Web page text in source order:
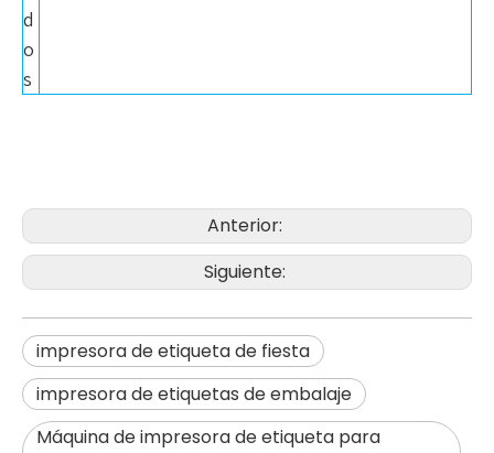
d
o
s
Anterior:
Siguiente:
impresora de etiqueta de fiesta
impresora de etiquetas de embalaje
Máquina de impresora de etiqueta para